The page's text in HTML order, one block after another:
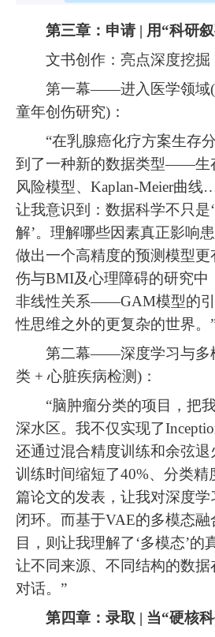
第三章：申请 | 用“科研
文书创作：亮点深度挖掘
第一幕——进入医学领域(
童年创伤研究)：
“在乳腺癌化疗方案生存分
到了一种新的数据类型——生
风险模型、Kaplan-Meier曲
让我意识到：数据科学不只是
解’。理解哪些因素真正影响
做出一个高精度的预测模型更
伤与BMI及心理障碍的研究中
非线性关系——GAM模型的
性思维之外的更复杂的世界。
第二幕——深度学习与多
类 + 心脏疾病检测)：
“脑肿瘤分类的项目，把我
深水区。我不仅实现了
还通过混合精度训练和余弦
训练时间缩短了40%、分类精
篇论文的发表，让我对深度
闭环。而基于VAE的多模态
目，则让我理解了‘多模态’
让不同来源、不同结构的数
对话。”
第四章：录取 | 当“硬核